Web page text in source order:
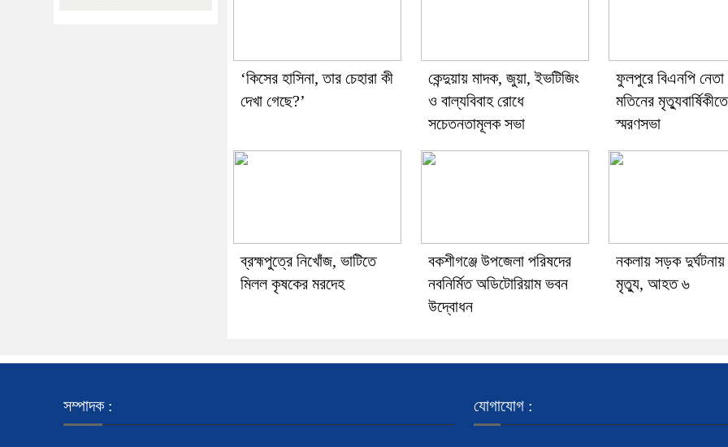
‘কিসের হাসিনা, তার চেহারা কী
দেখা গেছে?’
কেন্দুয়ায় মাদক, জুয়া, ইভটিজিং
ও বাল্যবিবাহ রোধে
সচেতনতামূলক সভা
ফুলপুরে বিএনপি
মতিনের মৃত্যুবার্ষিকীতে
স্মরণসভা
ব্রহ্মপুত্রে নিখোঁজ, ভাটিতে
মিলল কৃষকের মরদেহ
বকশীগঞ্জে উপজেলা পরিষদের
নবনির্মিত অডিটোরিয়াম ভবন
উদ্বোধন
নকলায় সড়ক দুর্ঘটনায়
মৃত্যু, আহত ৬
সম্পাদক : যোগাযোগ :